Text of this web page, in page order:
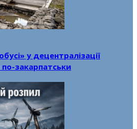
у децентралізації
закарпатськи